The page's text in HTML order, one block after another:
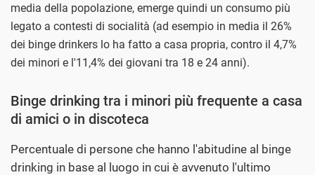
media della popolazione, emerge quindi un consumo più
legato a contesti di socialità (ad esempio in media il 26%
dei binge drinkers lo ha fatto a casa propria, contro il 4,7%
dei minori e l'11,4% dei giovani tra 18 e 24 anni).
Binge drinking tra i minori più frequente a casa
di amici o in discoteca
Percentuale di persone che hanno l'abitudine al binge
drinking in base al luogo in cui è avvenuto l'ultimo